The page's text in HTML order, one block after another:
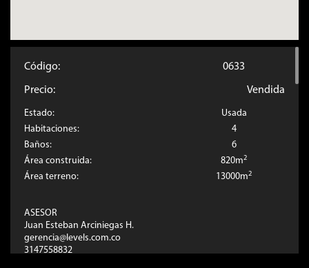
Código: 0633
Precio: Vendida
Estado:
Usada
Habitaciones:
4
Baños:
6
Área construida:
820m2
Área terreno: 13000m2
ASESOR
Juan Esteban Arciniegas H.
gerencia@levels.com.co
3147558832